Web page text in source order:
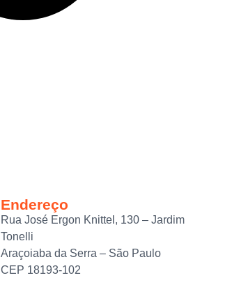
Endereço
Rua José Ergon Knittel, 130 – Jardim
Tonelli
Araçoiaba da Serra – São Paulo
CEP 18193-102